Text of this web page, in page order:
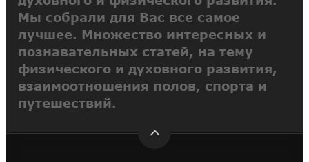
Мы собрали для Вас все самое
лучшее. Множество интересных и
познавательных статей, на тему
физического и духовного развития,
взаимоотношения полов, спорта и
путешествий.